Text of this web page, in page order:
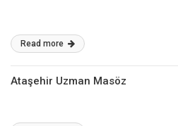
Read more
Ataşehir Uzman Masöz